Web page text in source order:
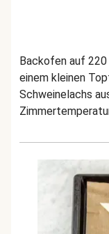
Backofen auf 220
einem kleinen
Schweinelachs